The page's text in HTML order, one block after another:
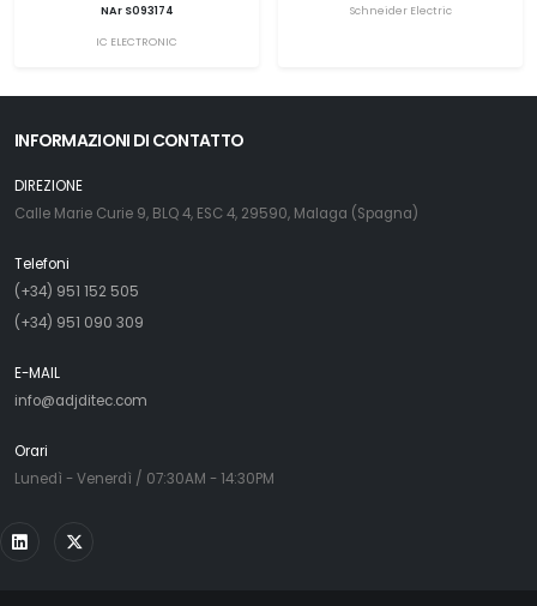
NAr S093174
IC ELECTRONIC
Schneider Electric
INFORMAZIONI DI CONTATTO
DIREZIONE
Calle Marie Curie 9, BLQ 4, ESC 4, 29590, Malaga (Spagna)
Telefoni
(+34) 951 152 505
(+34) 951 090 309
E-MAIL
info@adjditec.com
Orari
Lunedì - Venerdì / 07:30AM - 14:30PM